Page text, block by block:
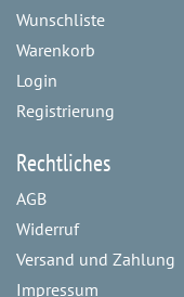
Wunschliste
Warenkorb
Login
Registrierung
Rechtliches
AGB
Widerruf
Versand und Zahlung
Impressum